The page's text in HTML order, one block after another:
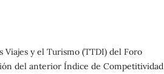
y el Turismo (TTDI) del Foro
del anterior Índice de Competitividad